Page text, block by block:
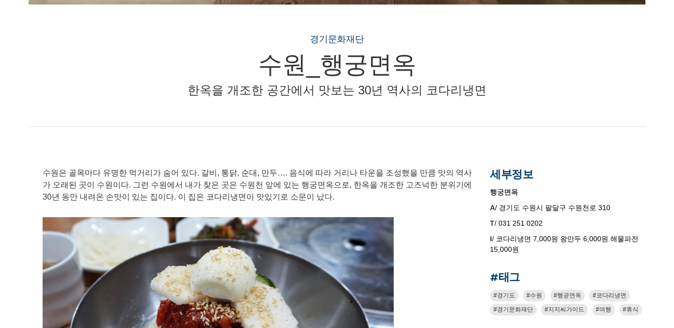
경기문화재단
수원_행궁면옥
한옥을 개조한 공간에서 맛보는 30년 역사의 코다리냉면
수원은 골목마다 유명한 먹거리가 숨어 있다. 갈비, 통닭, 순대, 만두…. 음식에 따라 거리나 타운을 조성했을 만큼 맛의 역사
가 오래된 곳이 수원이다. 그런 수원에서 내가 찾은 곳은 수원천 앞에 있는 행궁면옥으로, 한옥을 개조한 고즈넉한 분위기에
30년 동안 내려온 손맛이 있는 집이다. 이 집은 코다리냉면이 맛있기로 소문이 났다.
세부정보
행궁면옥
A/ 경기도 수원시 팔달구 수원천로 310
T/ 031 251 0202
I/ 코다리냉면 7,000원 왕만두 6,000원 해물파전
15,000원
#태그
경기도 수원 행궁면옥
코다리냉면
경기문화재단
지지씨가이드 여행 휴식